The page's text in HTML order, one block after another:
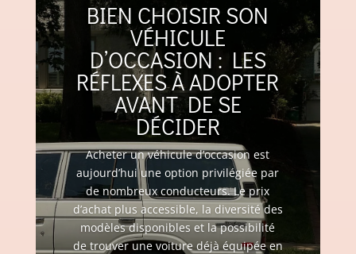
BIEN CHOISIR SON
VÉHICULE
D’OCCASION : LES
RÉFLEXES À ADOPTER
AVANT DE SE
DÉCIDER
Acheter un véhicule d’occasion est
aujourd’hui une option privilégiée par
de nombreux conducteurs. Le prix
d’achat plus accessible, la diversité des
modèles disponibles et la possibilité
de trouver une voiture déjà équipée en